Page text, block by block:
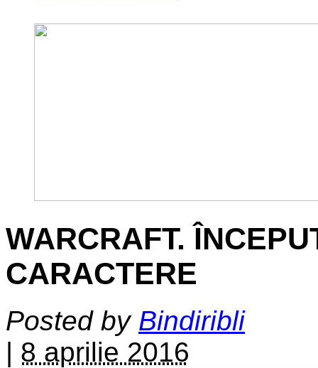
WARCRAFT.
CARACTERE
Posted by Bindiribli
| 8 aprilie 2016